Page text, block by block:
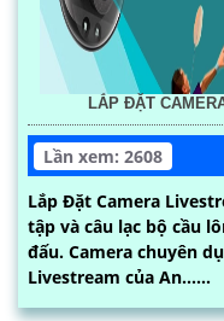
LẮP ĐẶT
Lần xem: 2608
Lắp Đặt Camera
tập và câu lạc bộ cầu
đấu. Camera chuyên
Livestream của An......